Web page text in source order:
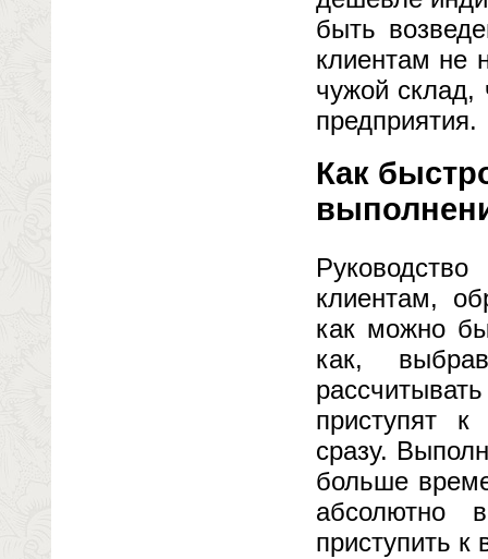
быть
клиентам не
чужой
предприятия.
Как
клиентам,
как можно
как,
приступят к
сразу.
больше
абсолютно
приступить